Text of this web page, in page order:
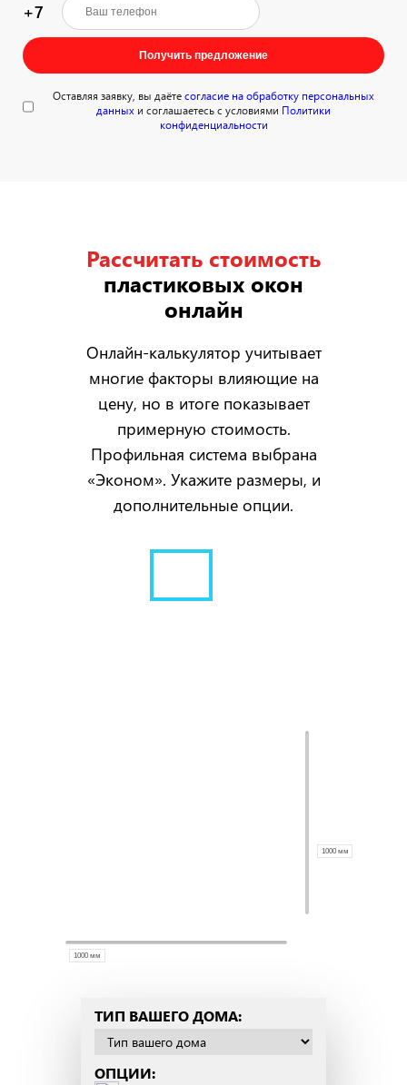
+7
Получить предложение
Оставляя заявку, вы даётесогласие на обработку персональных
данных и соглашаетесь с условиями Политики
конфиденциальности
Рассчитать стоимость
пластиковых окон
онлайн
Онлайн-калькулятор учитывает
многие факторы влияющие на
цену, но в итоге показывает
примерную стоимость.
Профильная система выбрана
«Эконом». Укажите размеры, и
дополнительные опции.
ТИП ВАШЕГО ДОМА:
ОПЦИИ: